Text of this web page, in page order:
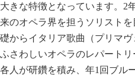
大きな特徴となっています。2
来のオペラ界を担うソリスト
礎からイタリア歌曲（プリマ
ふさわしいオペラのレパート
各人が研鑽を積み、年1回ブル